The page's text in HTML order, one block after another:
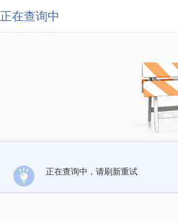
正在查询中
正在查询中，请刷新重试